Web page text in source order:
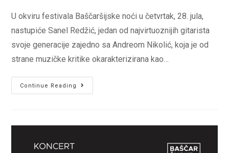
U okviru festivala Baščaršijske noći u četvrtak, 28. jula,
nastupiće Sanel Redžić, jedan od najvirtuoznijih gitarista
svoje generacije zajedno sa Andreom Nikolić, koja je od
strane muzičke kritike okarakterizirana kao…
Continue Reading
REDŽIĆ,